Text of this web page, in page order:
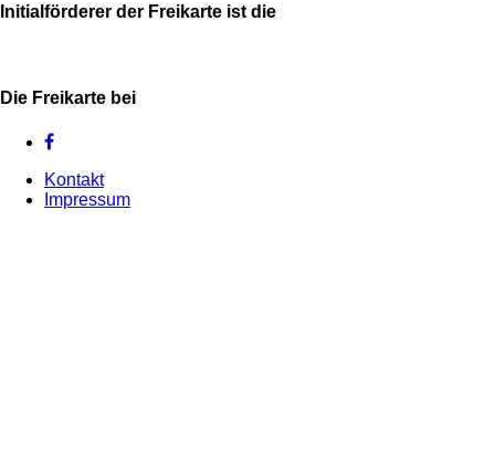
Initialförderer der Freikarte ist die
Die Freikarte bei
Kontakt
Impressum